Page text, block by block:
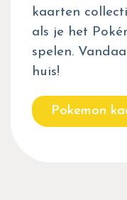
kaarten
als je het
spelen.
huis!
Pokemon